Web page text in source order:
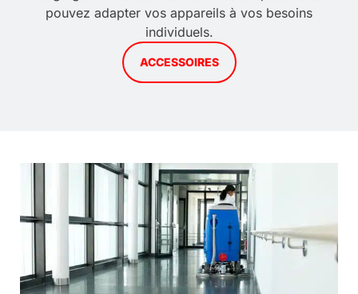
pouvez adapter vos appareils à vos besoins
individuels.
ACCESSOIRES